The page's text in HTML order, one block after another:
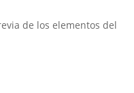
de los elementos del